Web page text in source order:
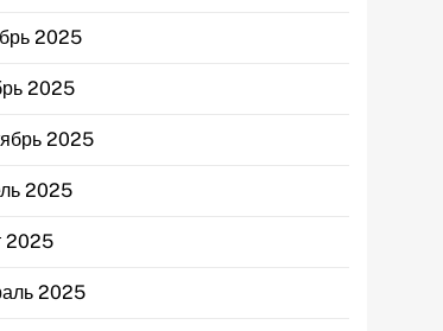
2025
2025
2025
2025
2025
2025